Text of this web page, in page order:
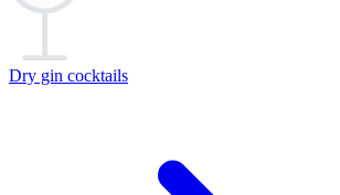
Dry gin cocktails